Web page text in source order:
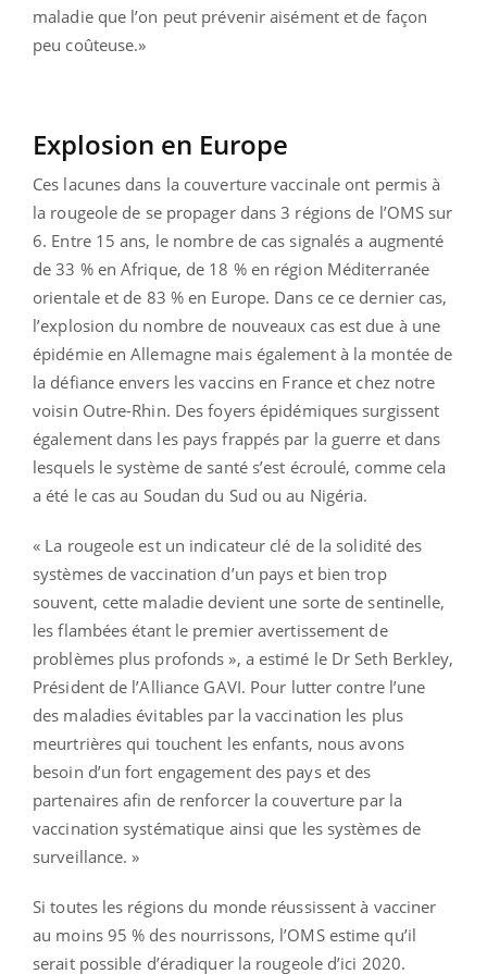
maladie que l’on peut prévenir aisément et de façon
peu coûteuse.»
Explosion en Europe
Ces lacunes dans la couverture vaccinale ont permis à
la rougeole de se propager dans 3 régions de l’OMS sur
6. Entre 15 ans, le nombre de cas signalés a augmenté
de 33 % en Afrique, de 18 % en région Méditerranée
orientale et de 83 % en Europe. Dans ce ce dernier cas,
l’explosion du nombre de nouveaux cas est due à une
épidémie en Allemagne mais également à la montée de
la défiance envers les vaccins en France et chez notre
voisin Outre-Rhin. Des foyers épidémiques surgissent
également dans les pays frappés par la guerre et dans
lesquels le système de santé s’est écroulé, comme cela
a été le cas au Soudan du Sud ou au Nigéria.
« La rougeole est un indicateur clé de la solidité des
systèmes de vaccination d’un pays et bien trop
souvent, cette maladie devient une sorte de sentinelle,
les flambées étant le premier avertissement de
problèmes plus profonds », a estimé le Dr Seth Berkley,
Président de l’Alliance GAVI. Pour lutter contre l’une
des maladies évitables par la vaccination les plus
meurtrières qui touchent les enfants, nous avons
besoin d’un fort engagement des pays et des
partenaires afin de renforcer la couverture par la
vaccination systématique ainsi que les systèmes de
surveillance. »
Si toutes les régions du monde réussissent à vacciner
au moins 95 % des nourrissons, l’OMS estime qu’il
serait possible d’éradiquer la rougeole d’ici 2020.